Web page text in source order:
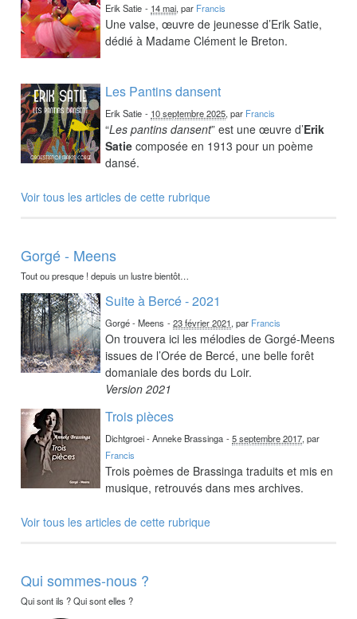
Erik Satie - 14 mai, par Francis
Une valse, œuvre de jeunesse d’Erik Satie,
dédié à Madame Clément le Breton.
Les Pantins dansent
Erik Satie - 10 septembre 2025, par Francis
“Les pantins dansent” est une œuvre d’Erik
Satie composée en 1913 pour un poème
dansé.
Voir tous les articles de cette rubrique
Gorgé - Meens
Tout ou presque ! depuis un lustre bientôt…
Suite à Bercé - 2021
Gorgé - Meens -23 février 2021, par Francis
On trouvera ici les mélodies de Gorgé-Meens
issues de l’Orée de Bercé, une belle forêt
domaniale des bords du Loir.
Version 2021
Trois pièces
Dichtgroei - Anneke Brassinga -5 septembre 2017, par
Francis
Trois poèmes de Brassinga traduits et mis en
musique, retrouvés dans mes archives.
Voir tous les articles de cette rubrique
Qui sommes-nous ?
Qui sont ils ? Qui sont elles ?